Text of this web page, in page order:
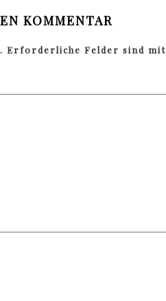
KOMMENTAR
Erforderliche Felder sind mit